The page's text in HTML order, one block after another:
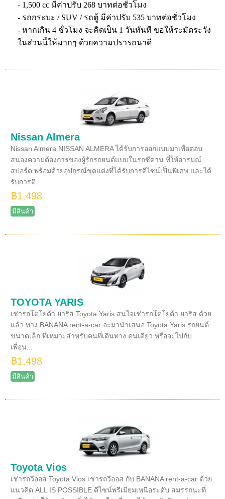
- 1,500 cc มีค่าปรับ 268 บาทต่อชั่วโมง
- รถกระบะ / SUV / รถตู้ มีค่าปรับ 535 บาทต่อชั่วโมง
- หากเกิน 4 ชั่วโมง จะคิดเป็น 1 วันทันที ขอให้ระมัดระวัง
ในส่วนนี้ให้มากๆ ด้วยความปรารถนาดี
Nissan Almera
Nissan Almera NISSAN ALMERA ได้รับการออกแบบมาเพื่อตอบ
สนองความต้องการของผู้รักรถยนต์แบบในรถซีดาน ที่ให้อารมณ์
สปอร์ต พร้อมด้วยอุปกรณ์ชุดแต่งที่ได้รับการดีไซน์เป็นพิเศษ และได้
รับการติ...
฿1,498
มีสินค้า
TOYOTA YARIS
เช่ารถโตโยต้า ยาริส Toyota Yaris สนใจเช่ารถโตโยต้า ยาริส ด้วย
แล้ว ทาง BANANA rent-a-car จะมานำเสนอ Toyota Yaris รถยนต์
ขนาดเล็ก ที่เหมาะสำหรับคนที่เดินทาง คนเดียว หรือจะไปกับ
เพื่อน...
฿1,498
มีสินค้า
Toyota Vios
เช่ารถวีออส Toyota Vios เช่ารถวีออส กับ BANANA rent-a-car ด้วย
แนวคิด ALL IS POSSIBLE ดีไซน์พรีเมียมเหนือระดับ สมรรถนะที่